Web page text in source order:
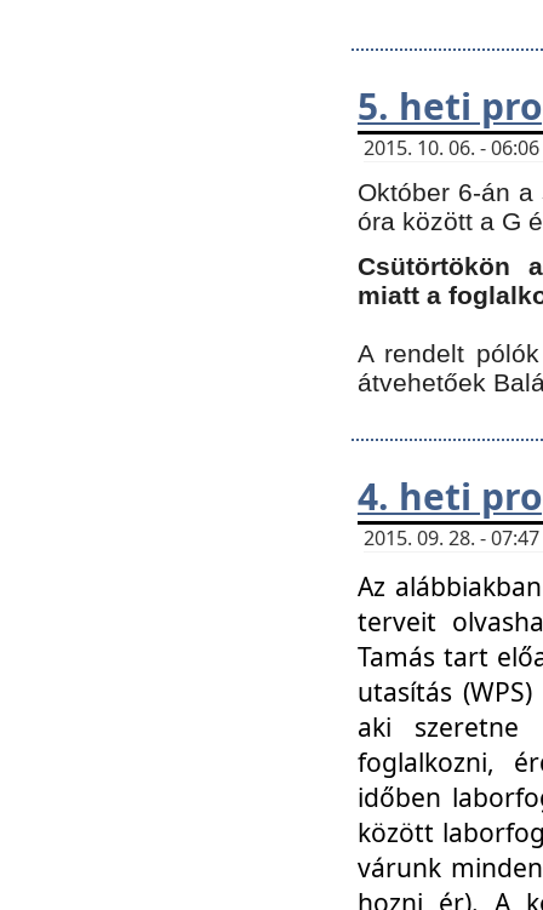
5. heti
2015. 10. 06. -
Október 6-án
óra között a G
Csütörtökön
miatt a
A rendelt
átvehetőek
4. heti
2015. 09. 28. -
Az
terveit
Tamás tart
utasítás
aki szeretne
foglalkozni,
időben
között
várunk
hozni ér). A